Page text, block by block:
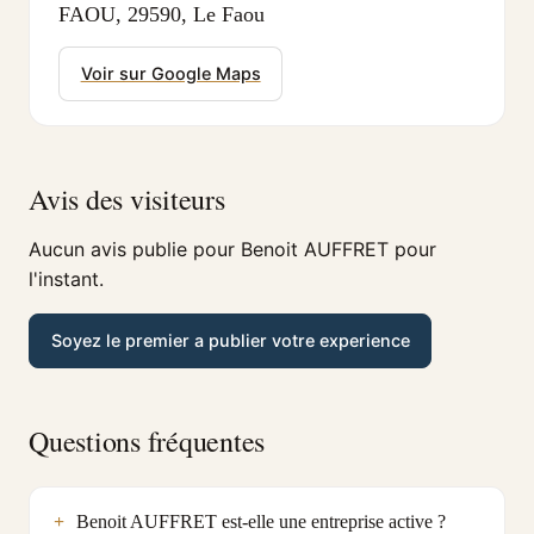
FAOU, 29590, Le Faou
Voir sur Google Maps
Avis des visiteurs
Aucun avis publie pour Benoit AUFFRET pour
l'instant.
Soyez le premier a publier votre experience
Questions fréquentes
Benoit AUFFRET est-elle une entreprise active ?